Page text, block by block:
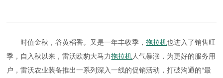
时值金秋，谷黄稻香。又是一年丰收季，拖拉机也进入了销售旺
季，自入秋以来，雷沃欧豹大马力拖拉机人气暴涨，为更好的服务用
户，雷沃农业装备推出一系列深入一线的促销活动，打破沟通的“最